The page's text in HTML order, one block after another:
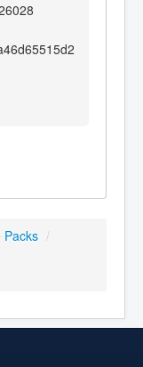
Packs /